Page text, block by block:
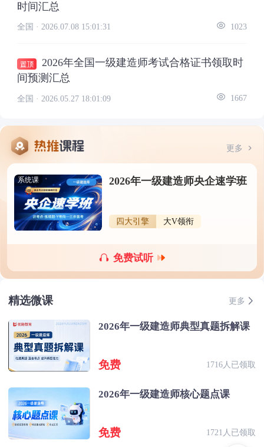
时间汇总
全国 · 2026.07.08 15:01:31 1023
2026年全国一级建造师考试合格证书领取时
间预测汇总
全国 · 2026.05.27 18:01:09 1667
更多
系统课 2026年一级建造师央企速学班
四大引擎 大V领衔
免费试听
精选微课 更多
2026年一级建造师典型真题拆解课
免费 1716人已领取
2026年一级建造师核心题点课
免费 1721人已领取